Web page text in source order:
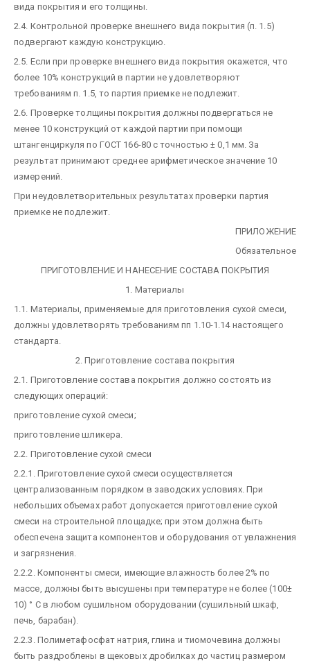
вида покрытия и его толщины.
2.4. Контрольной проверке внешнего вида покрытия (п. 1.5)
подвергают каждую конструкцию.
2.5. Если при проверке внешнего вида покрытия окажется, что
более 10% конструкций в партии не удовлетворяют
требованиям п. 1.5, то партия приемке не подлежит.
2.6. Проверке толщины покрытия должны подвергаться не
менее 10 конструкций от каждой партии при помощи
штангенциркуля по ГОСТ 166-80 с точностью ± 0,1 мм. За
результат принимают среднее арифметическое значение 10
измерений.
При неудовлетворительных результатах проверки партия
приемке не подлежит.
ПРИЛОЖЕНИЕ
Обязательное
ПРИГОТОВЛЕНИЕ И НАНЕСЕНИЕ СОСТАВА ПОКРЫТИЯ
1. Материалы
1.1. Материалы, применяемые для приготовления сухой смеси,
должны удовлетворять требованиям пп 1.10-1.14 настоящего
стандарта.
2. Приготовление состава покрытия
2.1. Приготовление состава покрытия должно состоять из
следующих операций:
приготовление сухой смеси;
приготовление шликера.
2.2. Приготовление сухой смеси
2.2.1. Приготовление сухой смеси осуществляется
централизованным порядком в заводских условиях. При
небольших объемах работ допускается приготовление сухой
смеси на строительной площадке; при этом должна быть
обеспечена защита компонентов и оборудования от увлажнения
и загрязнения.
2.2.2. Компоненты смеси, имеющие влажность более 2% по
массе, должны быть высушены при температуре не более (100±
10) ° С в любом сушильном оборудовании (сушильный шкаф,
печь, барабан).
2.2.3. Полиметафосфат натрия, глина и тиомочевина должны
быть раздроблены в щековых дробилках до частиц размером